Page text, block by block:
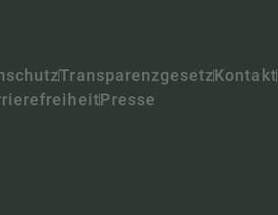
TransparenzgesetzKontakt
Presse